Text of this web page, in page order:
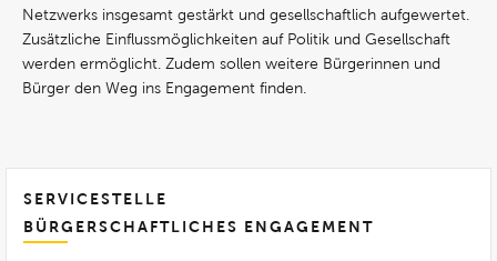
Netzwerks insgesamt gestärkt und gesellschaftlich aufgewertet.
Zusätzliche Einflussmöglichkeiten auf Politik und Gesellschaft
werden ermöglicht. Zudem sollen weitere Bürgerinnen und
Bürger den Weg ins Engagement finden.
SERVICESTELLE
BÜRGERSCHAFTLICHES ENGAGEMENT